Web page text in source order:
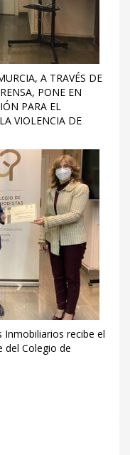
A TRAVÉS DE
PONE EN
PARA EL
VIOLENCIA DE
recibe el
del Colegio de